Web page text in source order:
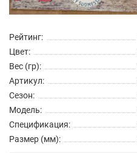
Рейтинг:
Цвет:
Вес (гр):
Артикул:
Сезон:
Модель:
Спецификация:
Размер (мм):